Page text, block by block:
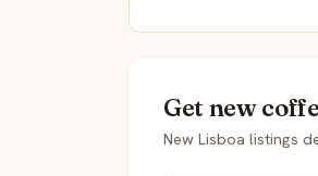
Get new
New Lisboa listings